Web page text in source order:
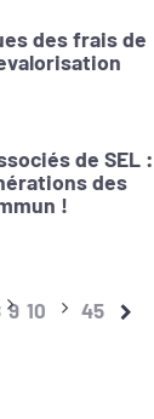
des frais de
de SEL :
des
!
9 10 45